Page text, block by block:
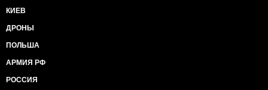
КИЕВ
ДРОНЫ
ПОЛЬША
АРМИЯ РФ
РОССИЯ